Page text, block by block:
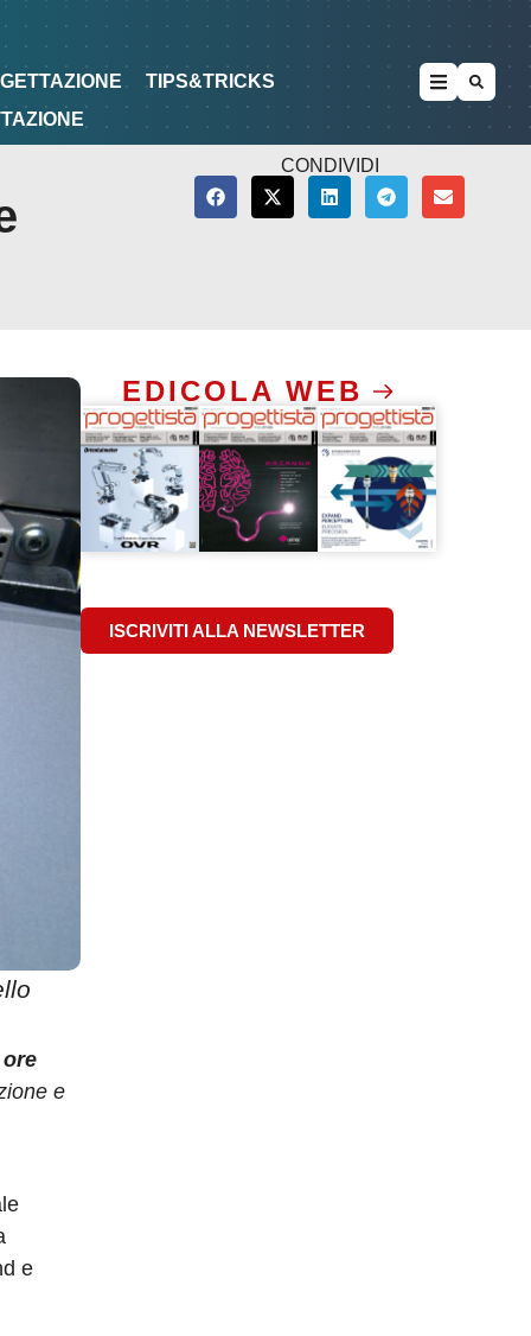
DI PROGETTAZIONE
TIPS&TRICKS
CONDIVIDI
e
e
EDICOLA WEB
ISCRIVITI ALLA NEWSLETTER